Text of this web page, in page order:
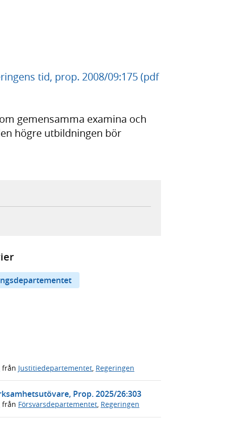
tid, prop. 2008/09:175 (pdf
gemensamma examina och
högre utbildningen bör
webbplats,
e-postklient,
från Justitiedepartementet Regeringen
Prop. 2025/26:303
från Försvarsdepartementet, Regeringen